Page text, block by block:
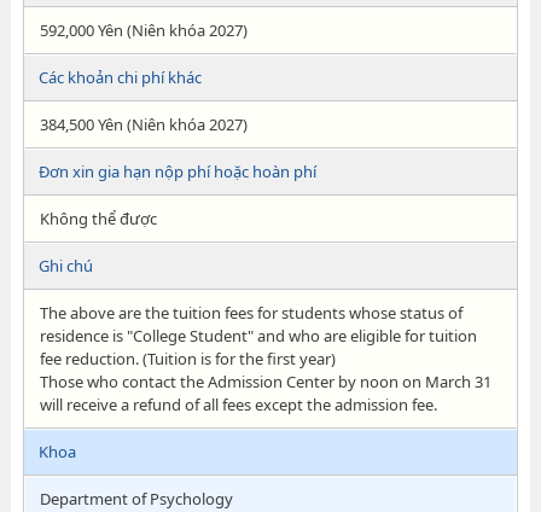
592,000 Yên (Niên khóa 2027)
Các khoản chi phí khác
384,500 Yên (Niên khóa 2027)
Đơn xin gia hạn nộp phí hoặc hoàn phí
Không thể được
Ghi chú
The above are the tuition fees for students whose status of
residence is "College Student" and who are eligible for tuition
fee reduction. (Tuition is for the first year)
Those who contact the Admission Center by noon on March 31
will receive a refund of all fees except the admission fee.
Khoa
Department of Psychology